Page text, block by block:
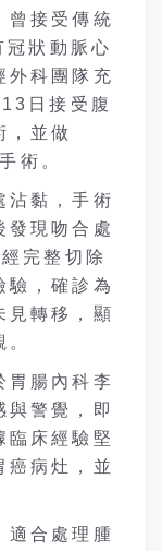
曾接受傳統
狀動脈心
外科團隊充
日接受腹
，並做
術。
沾黏，手術
發現吻合處
完整切除
驗，確診為
見轉移，顯
胃腸內科李
與警覺，即
臨床經驗堅
癌病灶，並
適合處理腫